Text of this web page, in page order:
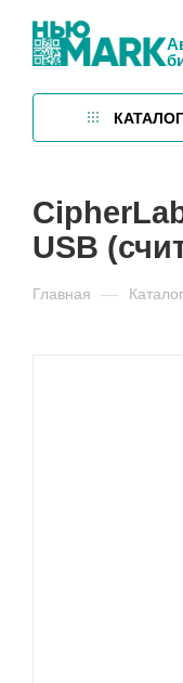
USB
Главная — Каталог